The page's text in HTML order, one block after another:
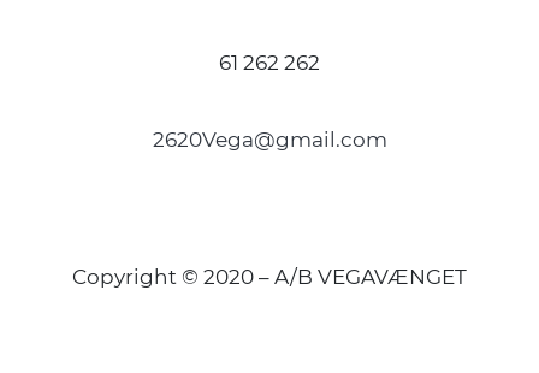
61 262 262
2620Vega@gmail.com
Copyright © 2020 – A/B VEGAVÆNGET